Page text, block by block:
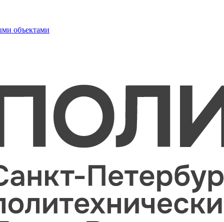
объектами